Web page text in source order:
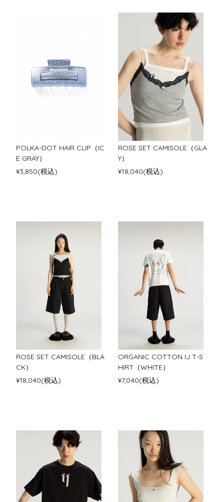
POLKA-DOT HAIR CLIP（IC
E GRAY）
¥3,850(税込)
ROSE SET CAMISOLE（GLA
Y）
¥18,040(税込)
ROSE SET CAMISOLE（BLA
CK）
¥18,040(税込)
ORGANIC COTTON IJ T-S
HIRT（WHITE）
¥7,040(税込)